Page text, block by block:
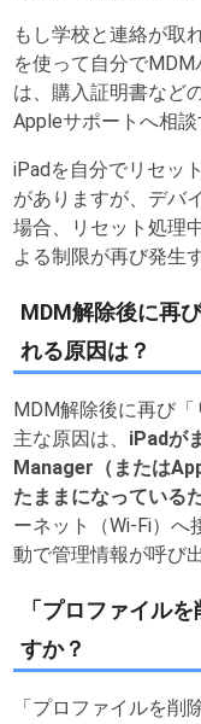
もし学校と連絡が取
を使って自分で
は、購入証明書など
Appleサポートへ相談
iPadを自分でリセッ
がありますが、デバ
場合、リセット処理
よる制限が再び発生
MDM解除後に再
れる原因は？
MDM解除後に再び
主な原因は、 iPadが
Manager（または
たままになっている
ーネット（Wi-Fi）へ
動で管理情報が呼び
「プロファイル
すか？
「プロファイルを削